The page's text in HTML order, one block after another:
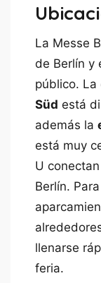
La Messe
de Berlín y
público. La
Süd está
además la
está muy
U
Berlín.
llenarse
feria.